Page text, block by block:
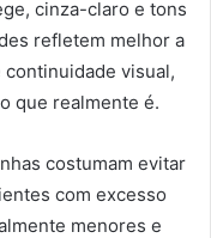
cinza-claro e tons
refletem melhor a
continuidade visual,
que realmente é.
costumam evitar
com excesso
menores e